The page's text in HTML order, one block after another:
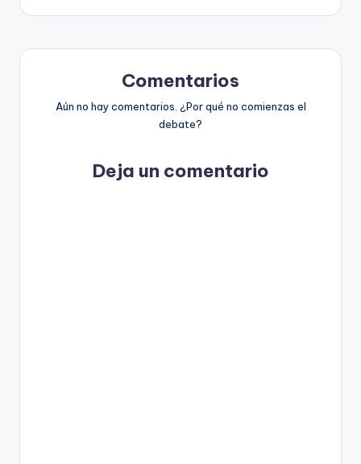
Comentarios
Aún no hay comentarios. ¿Por qué no comienzas el
debate?
Deja un comentario